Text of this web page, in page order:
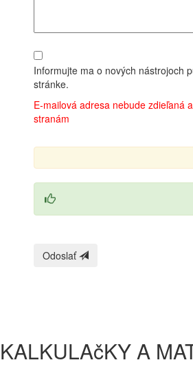
Informujte ma o nových nástrojoch
stránke.
E‑mailová adresa nebude zdieľaná
stranám
Odoslať
KALKULAčKY A